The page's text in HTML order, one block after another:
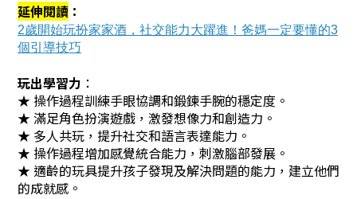
延伸閱讀 ：
2歲開始玩扮家家酒，社交能力大躍進！爸媽一定要懂的3
個引導技巧
玩出學習力 ：
★ 操作過程訓練手眼協調和鍛鍊手腕的穩定度。
★ 滿足角色扮演遊戲，激發想像力和創造力。
★ 多人共玩，提升社交和語言表達能力。
★ 操作過程增加感覺統合能力，刺激腦部發展。
★ 適齡的玩具提升孩子發現及解決問題的能力，建立他們
的成就感。